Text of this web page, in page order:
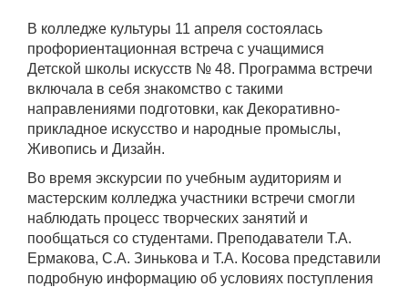
В колледже культуры 11 апреля состоялась
профориентационная встреча с учащимися
Детской школы искусств № 48. Программа встречи
включала в себя знакомство с такими
направлениями подготовки, как Декоративно-
прикладное искусство и народные промыслы,
Живопись и Дизайн.
Во время экскурсии по учебным аудиториям и
мастерским колледжа участники встречи смогли
наблюдать процесс творческих занятий и
пообщаться со студентами. Преподаватели Т.А.
Ермакова, С.А. Зинькова и Т.А. Косова представили
подробную информацию об условиях поступления